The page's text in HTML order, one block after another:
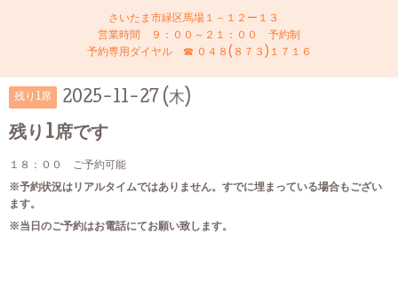
さいたま市緑区馬場１－１２ー１３
営業時間 ９：００～２１：００ 予約制
予約専用ダイヤル ☎ ０４８(８７３)１７１６
残り1席 2025-11-27 (木)
残り1席です
１８：００ ご予約可能
※予約状況はリアルタイムではありません。すでに埋まっている場合もござい
ます。
※当日のご予約はお電話にてお願い致します。